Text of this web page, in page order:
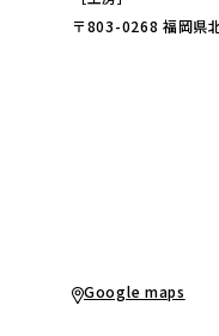
〒803-0268 福岡県
Google maps